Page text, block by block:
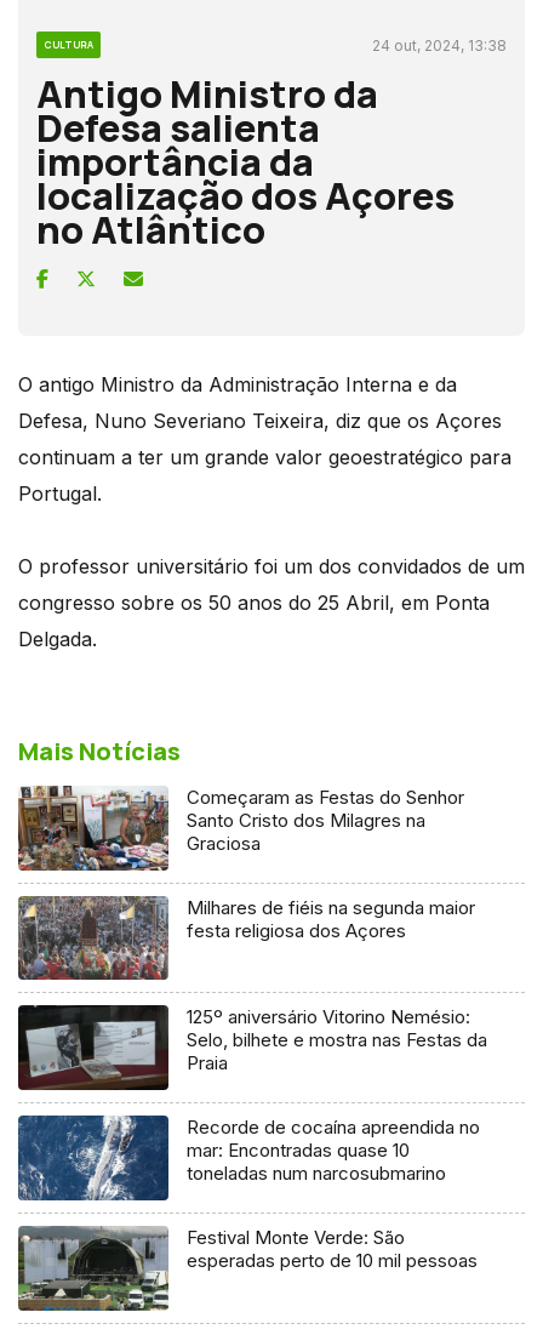
CULTURA 24 out, 2024, 13:38
Antigo Ministro da
Defesa salienta
importância da
localização dos Açores
no Atlântico
O antigo Ministro da Administração Interna e da
Defesa, Nuno Severiano Teixeira, diz que os Açores
continuam a ter um grande valor geoestratégico para
Portugal.
O professor universitário foi um dos convidados de um
congresso sobre os 50 anos do 25 Abril, em Ponta
Delgada.
Mais Notícias
Começaram as Festas do Senhor
Santo Cristo dos Milagres na
Graciosa
Milhares de fiéis na segunda maior
festa religiosa dos Açores
125º aniversário Vitorino Nemésio:
Selo, bilhete e mostra nas Festas da
Praia
Recorde de cocaína apreendida no
mar: Encontradas quase 10
toneladas num narcosubmarino
Festival Monte Verde: São
esperadas perto de 10 mil pessoas